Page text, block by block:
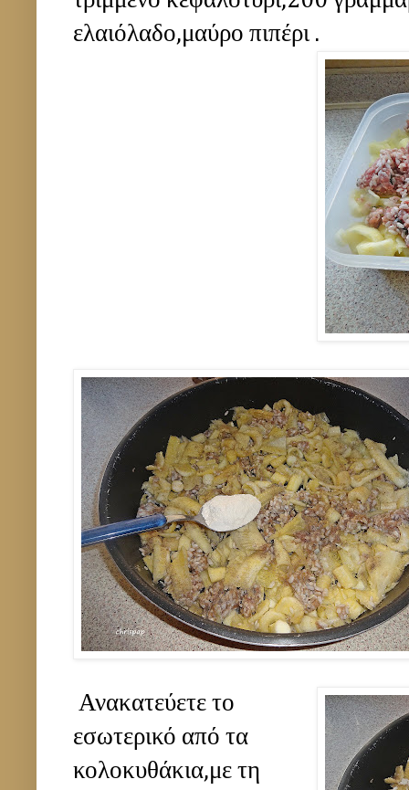
ελαιόλαδο,μαύρο πιπέρι .
Ανακατεύετε το
εσωτερικό από τα
κολοκυθάκια,με τη